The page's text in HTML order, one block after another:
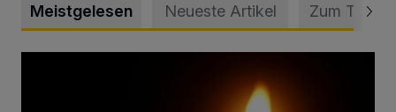
Meistgelesen Neueste Artikel Zum Thema